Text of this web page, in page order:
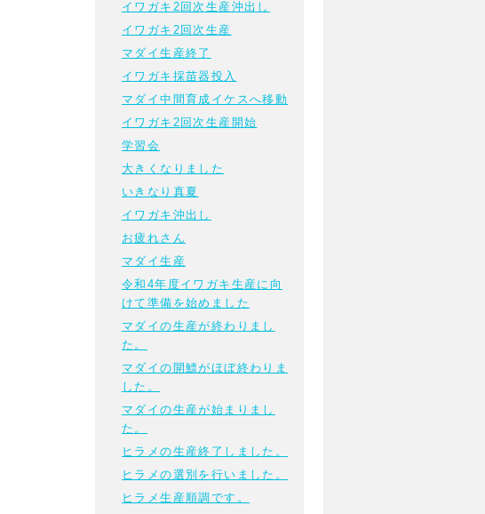
イワガキ2回次生産沖出し
イワガキ2回次生産
マダイ生産終了
イワガキ採苗器投入
マダイ中間育成イケスへ移動
イワガキ2回次生産開始
学習会
大きくなりました
いきなり真夏
イワガキ沖出し
お疲れさん
マダイ生産
令和4年度イワガキ生産に向
けて準備を始めました
マダイの生産が終わりまし
た。
マダイの開鰾がほぼ終わりま
した。
マダイの生産が始まりまし
た。
ヒラメの生産終了しました。
ヒラメの選別を行いました。
ヒラメ生産順調です。